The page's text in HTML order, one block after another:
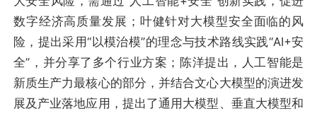
数字经济高质量发展；叶健针对大模型安全面临的风
险，提出采用“以模治模”的理念与技术路线实践“AI+安
全”，并分享了多个行业方案；陈洋提出，人工智能是
新质生产力最核心的部分，并结合文心大模型的演进发
展及产业落地应用，提出了通用大模型、垂直大模型和